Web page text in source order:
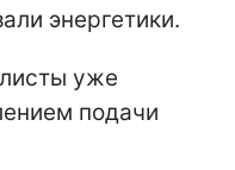
энергетики.
уже
подачи